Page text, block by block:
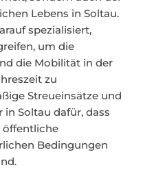
Lebens in Soltau.
spezialisiert,
um die
die Mobilität in der
zu
Streueinsätze und
Soltau dafür, dass
öffentliche
Bedingungen